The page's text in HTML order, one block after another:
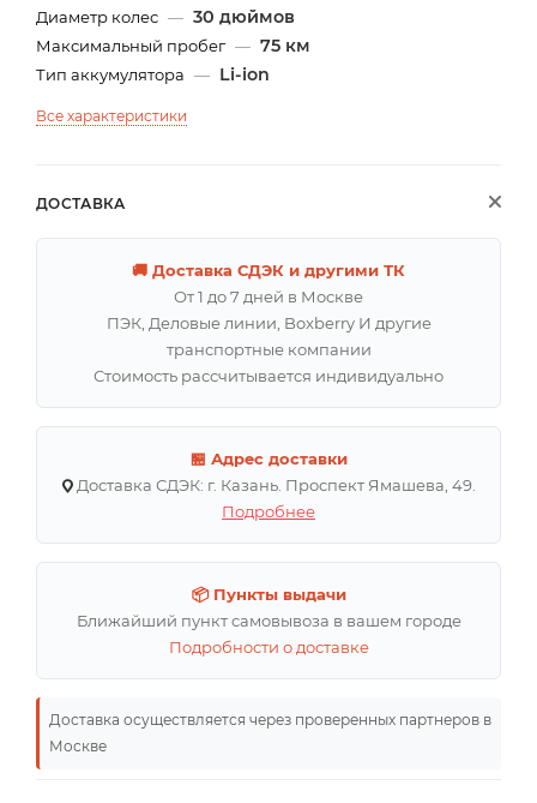
Диаметр колес — 30 дюймов
Максимальный пробег — 75 км
Тип аккумулятора — Li-ion
Все характеристики
ДОСТАВКА
🚚 Доставка СДЭК и другими ТК
От 1 до 7 дней в Москве
ПЭК, Деловые линии, Boxberry И другие
транспортные компании
Стоимость рассчитывается индивидуально
🏪 Адрес доставки
Доставка СДЭК: г. Казань. Проспект Ямашева, 49.
Подробнее
📦 Пункты выдачи
Ближайший пункт самовывоза в вашем городе
Подробности о доставке
Доставка осуществляется через проверенных партнеров в
Москве